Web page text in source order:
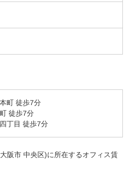
町 徒歩7分
徒歩7分
丁目 徒歩7分
阪市 中央区)に所在するオフィス賃